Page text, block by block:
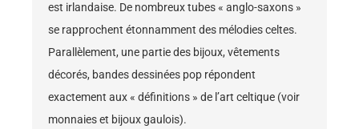
est irlandaise. De nombreux tubes « anglo-saxons »
se rapprochent étonnamment des mélodies celtes.
Parallèlement, une partie des bijoux, vêtements
décorés, bandes dessinées pop répondent
exactement aux « définitions » de l’art celtique (voir
monnaies et bijoux gaulois).